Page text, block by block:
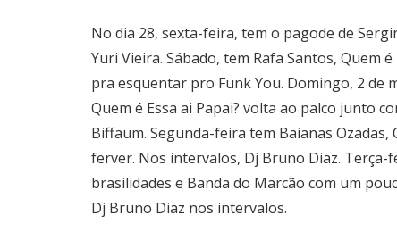
No dia 28, sexta-feira, tem o pagode de
Yuri Vieira. Sábado, tem Rafa Santos, Quem
pra esquentar pro Funk You. Domingo, 2
Quem é Essa ai Papai? volta ao palco junto
Biffaum. Segunda-feira tem Baianas
ferver. Nos intervalos, Dj Bruno Diaz. Terça-
brasilidades e Banda do Marcão com um
Dj Bruno Diaz nos intervalos.